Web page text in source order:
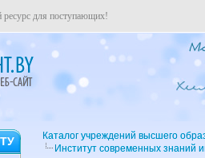
для поступающих!
Каталог учреждений высшего
Институт современных знаний